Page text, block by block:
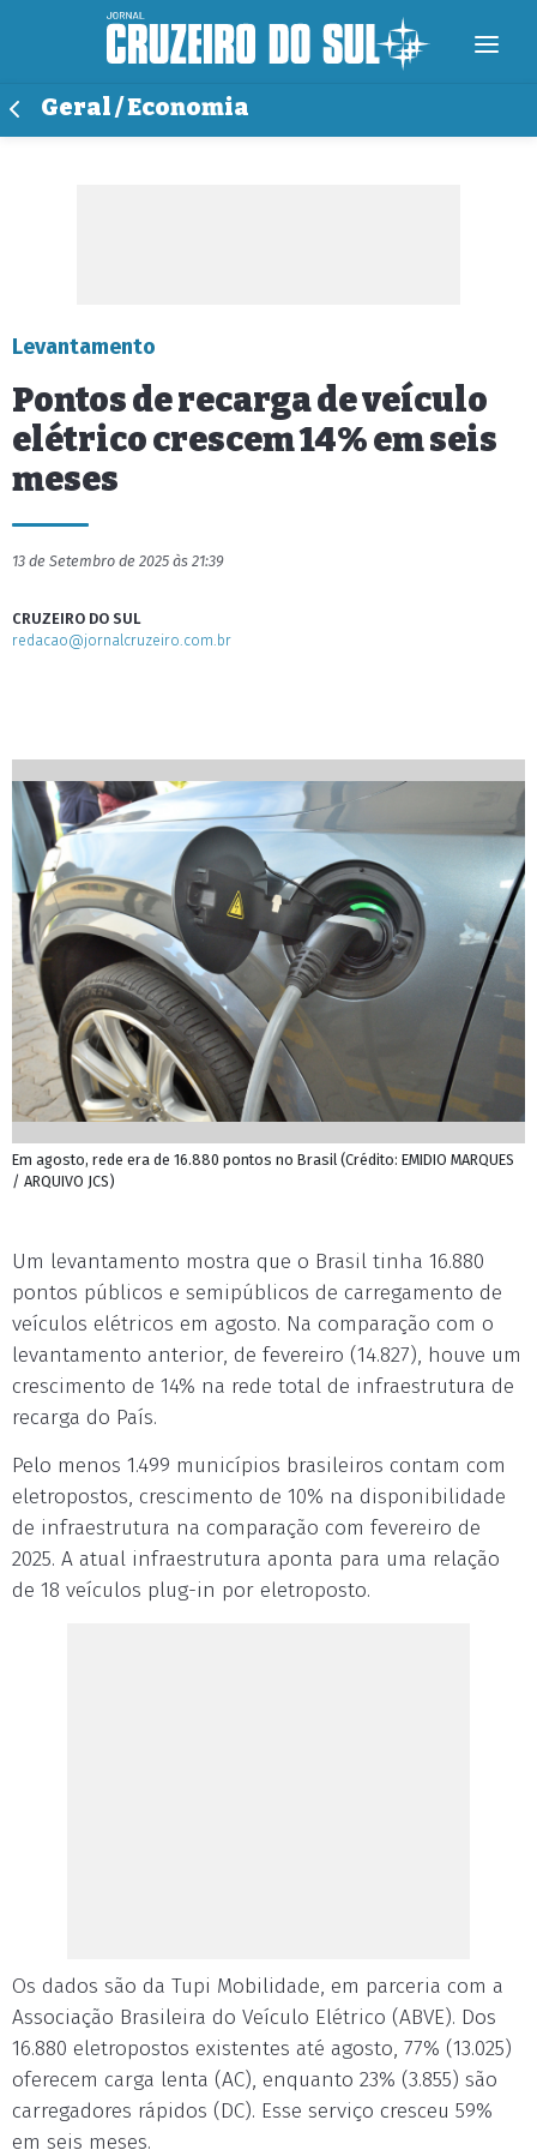
Geral / Economia
Levantamento
Pontos de recarga de veículo
elétrico crescem 14% em seis
meses
13 de Setembro de 2025 às 21:39
CRUZEIRO DO SUL
redacao@jornalcruzeiro.com.br
Em agosto, rede era de 16.880 pontos no Brasil (Crédito: EMIDIO MARQUES
/ ARQUIVO JCS)
Um levantamento mostra que o Brasil tinha 16.880
pontos públicos e semipúblicos de carregamento de
veículos elétricos em agosto. Na comparação com o
levantamento anterior, de fevereiro (14.827), houve um
crescimento de 14% na rede total de infraestrutura de
recarga do País.
Pelo menos 1.499 municípios brasileiros contam com
eletropostos, crescimento de 10% na disponibilidade
de infraestrutura na comparação com fevereiro de
2025. A atual infraestrutura aponta para uma relação
de 18 veículos plug-in por eletroposto.
Os dados são da Tupi Mobilidade, em parceria com a
Associação Brasileira do Veículo Elétrico (ABVE). Dos
16.880 eletropostos existentes até agosto, 77% (13.025)
oferecem carga lenta (AC), enquanto 23% (3.855) são
carregadores rápidos (DC). Esse serviço cresceu 59%
em seis meses.